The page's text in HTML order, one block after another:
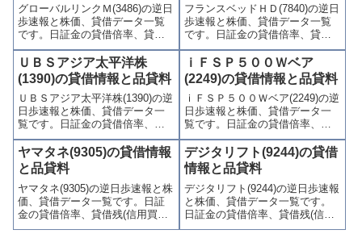
やすくまとめて掲載していま
す。
やすくまとめて掲載していま
す。
グローバルリンクＭ(3486)の逆日
歩速報と株価、貸借データ一覧
です。日証金の貸借倍率、貸借
残(信用買残、信用売残)、品貸料
(逆日歩)、東証の週末残高、規制
(注意喚起・申込停止)など、空売
り関連情報を集計し、図解でわ
かりやすくまとめて掲載してい
ます。
フランスベッドＨＤ(7840)の逆日
歩速報と株価、貸借データ一覧
です。日証金の貸借倍率、貸借
残(信用買残、信用売残)、品貸料
(逆日歩)、東証の週末残高、規制
(注意喚起・申込停止)など、空売
り関連情報を集計し、図解でわ
かりやすくまとめて掲載してい
ます。
ＵＢＳアジア太平洋株
(1390)の貸借情報と品貸料
ＵＢＳアジア太平洋株(1390)の逆
日歩速報と株価、貸借データ一
覧です。日証金の貸借倍率、貸
借残(信用買残、信用売残)、品貸
料(逆日歩)、東証の週末残高、規
制(注意喚起・申込停止)など、空
売り関連情報を集計し、図解で
わかりやすくまとめて掲載して
います。
ｉＦＳＰ５００Ｗベア
(2249)の貸借情報と品貸料
ｉＦＳＰ５００Ｗベア(2249)の逆
日歩速報と株価、貸借データ一
覧です。日証金の貸借倍率、貸
借残(信用買残、信用売残)、品貸
料(逆日歩)、東証の週末残高、規
制(注意喚起・申込停止)など、空
売り関連情報を集計し、図解で
わかりやすくまとめて掲載して
います。
ヤマタネ(9305)の貸借情報
と品貸料
ヤマタネ(9305)の逆日歩速報と株
価、貸借データ一覧です。日証
金の貸借倍率、貸借残(信用買
残、信用売残)、品貸料(逆日
デジタリフト(9244)の貸借
情報と品貸料
デジタリフト(9244)の逆日歩速報
と株価、貸借データ一覧です。
日証金の貸借倍率、貸借残(信用
買残、信用売残)、品貸料(逆日